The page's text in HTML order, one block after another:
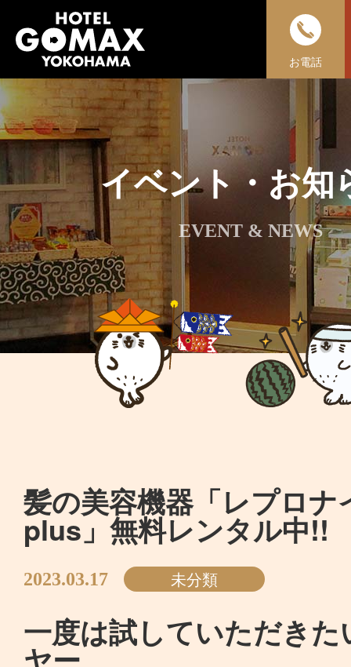
お電話
イベント・お知
EVENT & NEWS
髪の美容機器「レプロナ
plus」無料レンタル中!!
2023.03.17 未分類
一度は試していただき